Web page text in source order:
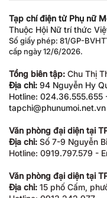
Tạp chí điện tử Phụ nữ
Thuộc Hội Nữ trí thức
Số giấy phép: 81/GP-
cấp ngày 12/6/2026.
Tổng biên tập: Chu Thị
Địa chỉ: 94 Nguyễn Hy
Hotline: 024.36.555.655
tapchi@phunumoi.net.vn
Văn phòng đại diện tại
Địa chỉ: Số 7-9 Nguyễn
Hotline: 0919.797.579 -
Văn phòng đại diện tại
Địa chỉ: 15 phố Cấm,